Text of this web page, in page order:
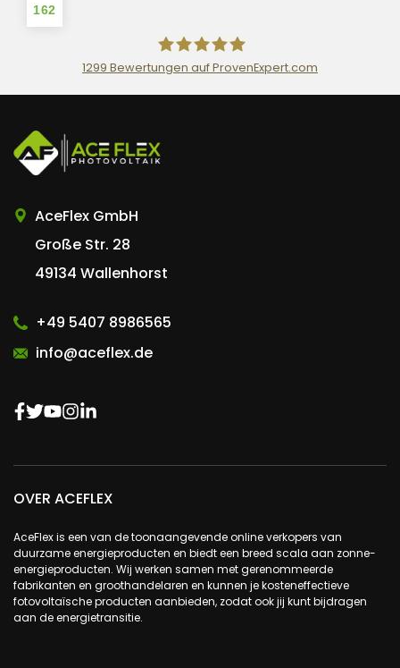
AceFlex GmbH
1299 Bewertungen auf ProvenExpert.com
AceFlex GmbH
Große Str. 28
49134 Wallenhorst
+49 5407 8986565
info@aceflex.de
OVER ACEFLEX
AceFlex is een van de toonaangevende online verkopers van
duurzame energieproducten en biedt een breed scala aan zonne-
energieproducten. Wij werken samen met gerenommeerde
fabrikanten en groothandelaren en kunnen je kosteneffectieve
fotovoltaïsche producten aanbieden, zodat ook jij kunt bijdragen
aan de energietransitie.
162